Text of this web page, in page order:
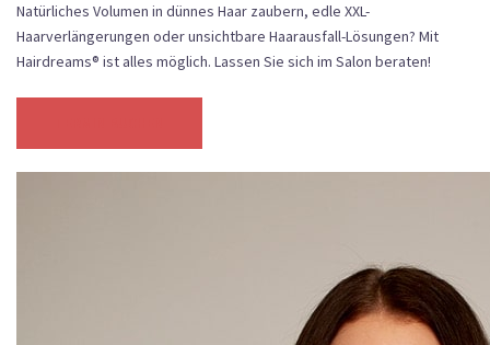
Natürliches Volumen in dünnes Haar zaubern, edle XXL-
Haarverlängerungen oder unsichtbare Haarausfall-Lösungen? Mit
Hairdreams® ist alles möglich. Lassen Sie sich im Salon beraten!